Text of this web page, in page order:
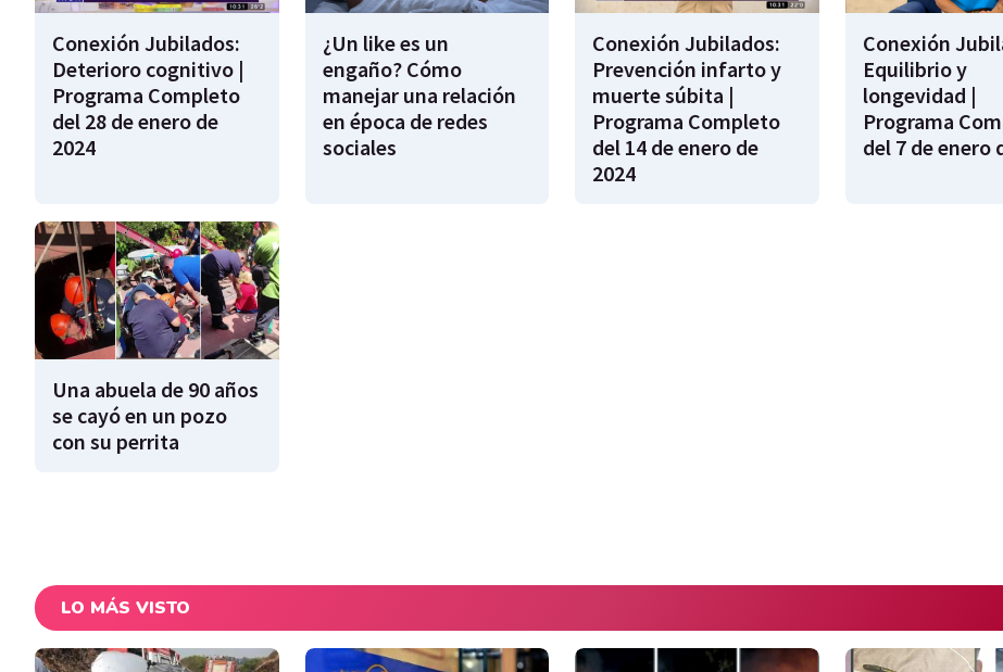
Conexión Jubilados:
Deterioro cognitivo |
Programa Completo
del 28 de enero de
2024
¿Un like es un
engaño? Cómo
manejar una relación
en época de redes
sociales
Conexión Jubilados:
Prevención infarto y
muerte súbita |
Programa Completo
del 14 de enero de
2024
Conexión
Equilibrio y
longevidad |
Programa
del 7 de enero
Una abuela de 90 años
se cayó en un pozo
con su perrita
LO MÁS VISTO